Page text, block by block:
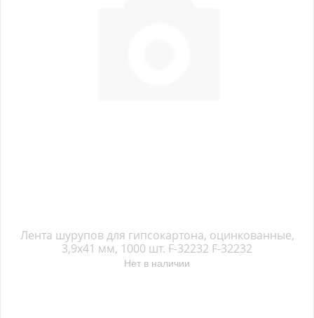
Лента шурупов для гипсокартона, оцинкованные,
3,9х41 мм, 1000 шт. F-32232 F-32232
Нет в наличии